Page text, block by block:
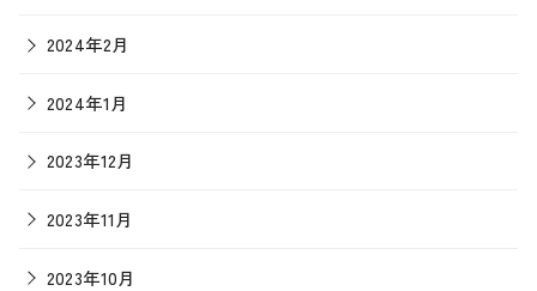
2024年2月
2024年1月
2023年12月
2023年11月
2023年10月